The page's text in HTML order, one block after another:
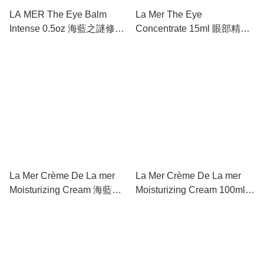
LA MER The Eye Balm
Intense 0.5oz 海藍之謎修護
La Mer The Eye
Concentrate 15ml 眼部精華
La Mer Crème De La mer
Moisturizing Cream 海藍之
La Mer Crème De La mer
Moisturizing Cream 100ml